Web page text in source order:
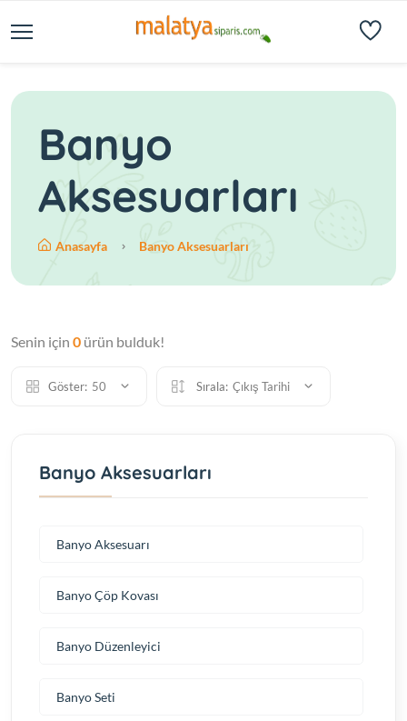
Banyo
Aksesuarları
Anasayfa Banyo Aksesuarları
Senin için 0 ürün bulduk!
Göster: 50 Sırala: Çıkış Tarihi
Banyo Aksesuarları
Banyo Aksesuarı
Banyo Çöp Kovası
Banyo Düzenleyici
Banyo Seti